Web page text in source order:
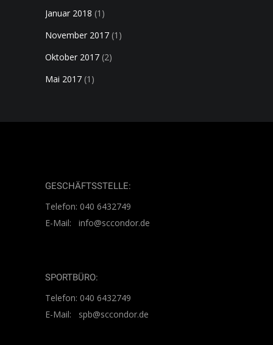
Januar 2018 (1)
November 2017 (1)
Oktober 2017 (2)
Mai 2017 (1)
GESCHÄFTSSTELLE:
Telefon: 040 6432749
E-Mail: info@sccondor.de
SPORTBÜRO:
Telefon: 040 6432749
E-Mail: spb@sccondor.de